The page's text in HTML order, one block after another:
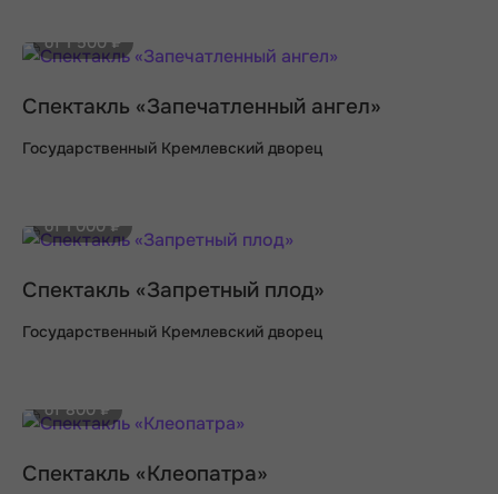
от 1 500 ₽
Спектакль «Запечатленный ангел»
Государственный Кремлевский дворец
от 1 000 ₽
Спектакль «Запретный плод»
Государственный Кремлевский дворец
от 800 ₽
Спектакль «Клеопатра»